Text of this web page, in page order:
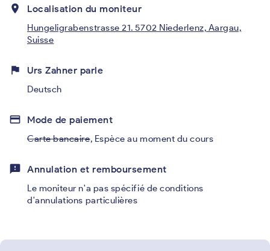
place Localisation du moniteur
Hungeligrabenstrasse 21. 5702 Niederlenz, Aargau,
Suisse
flag Urs Zahner parle
Deutsch
credit_card Mode de paiement
Carte bancaire, Espèce au moment du cours
feedback Annulation et remboursement
Le moniteur n'a pas spécifié de conditions
d'annulations particulières